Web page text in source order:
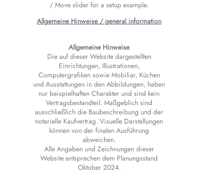
/ Move slider for a setup example.
Allgemeine Hinweise / general information
Allgemeine Hinweise
Die auf dieser Website dargestellten
Einrichtungen, Illustrationen,
Computergrafiken sowie Mobiliar, Küchen
und Ausstattungen in den Abbildungen, haben
nur beispielhaften Charakter und sind kein
Vertragsbestandteil. Maßgeblich sind
ausschließlich die Baubeschreibung und der
notarielle Kaufvertrag. Visuelle Darstellungen
können von der finalen Ausführung
abweichen.
Alle Angaben und Zeichnungen dieser
Website entsprechen dem Planungsstand
Oktober 2024.